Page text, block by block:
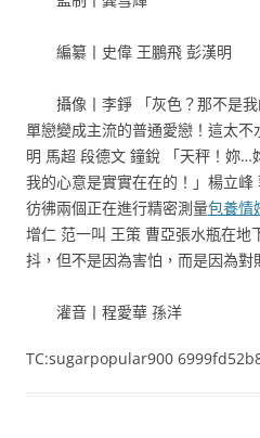
編纂丨史偉 王鵬飛 彭漢明
攝像丨李錚 「灰色？那不是
單戀變成主流的普通愛戀！這太
明 馬超 段德文 鐘銳 「天秤！妳…
我的心意是實實在在的！」楊立峰
彷彿兩個正在進行精密測量包養情
增仁 范一叫 王策 曹亞張水瓶在地
抖，但不是因為害怕，而是因為
灌音丨程愛華 孫洋
TC:sugarpopular900